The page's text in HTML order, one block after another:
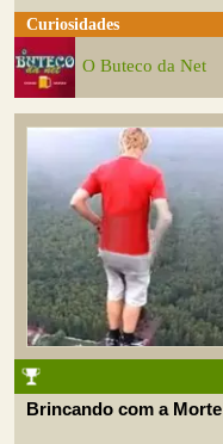
Curiosidades
O Buteco da Net
Brincando com a Morte